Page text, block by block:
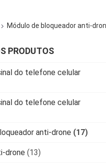
Módulo de bloqueador anti-
PRODUTOS
do telefone celular
do telefone celular
anti-drone (17)
drone (13)